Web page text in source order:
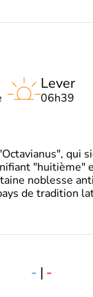
Lever
06h39
qui
"huitième"
noblesse
de tradition
- | -